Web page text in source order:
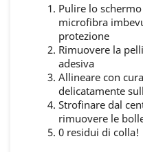
Pulire lo
microfibra
protezione
Rimuovere la
adesiva
Allineare con
delicatamente
Strofinare dal
rimuovere le
0 residui di colla!